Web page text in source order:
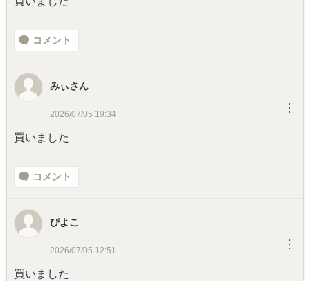
コメント
みぃさん
2026/07/05 19:34 ︙
買いました
コメント
ぴよこ
2026/07/05 12:51 ︙
買いました